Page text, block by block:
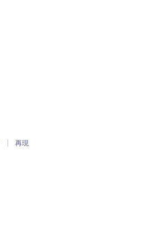
再現